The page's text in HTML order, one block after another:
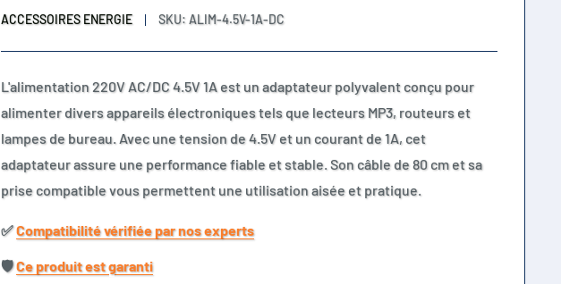
ACCESSOIRES ENERGIE SKU: ALIM-4.5V-1A-DC
L'alimentation 220V AC/DC 4.5V 1A est un adaptateur polyvalent conçu pour
alimenter divers appareils électroniques tels que lecteurs MP3, routeurs et
lampes de bureau. Avec une tension de 4.5V et un courant de 1A, cet
adaptateur assure une performance fiable et stable. Son câble de 80 cm et sa
prise compatible vous permettent une utilisation aisée et pratique.
✅​Compatibilité vérifiée par nos experts
🛡️​Ce produit est garanti